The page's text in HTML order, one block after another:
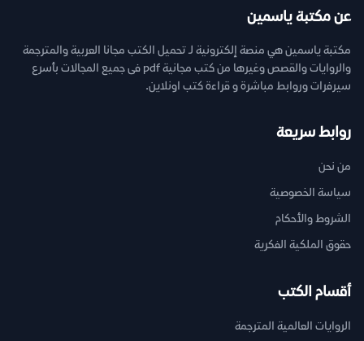
عن مكتبة ياسمين
مكتبة ياسمين هي منصة إلكترونية لـ تحميل الكتب مجانا العربية والمترجمة
والروايات والقصص وغيرها من كتب مجانية pdf فى جميع المجالات بأسرع
سيرفرات وروابط مباشرة و قراءة كتب اونلاين.
روابط سريعة
من نحن
سياسة الخصوصية
الشروط والأحكام
حقوق الملكية الفكرية
أقسام الكتب
الروايات العالمية المترجمة